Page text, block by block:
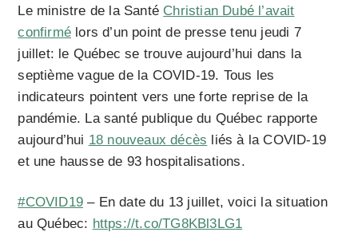
Le ministre de la Santé Christian Dubé l’avait
confirmé lors d’un point de presse tenu jeudi 7
juillet: le Québec se trouve aujourd’hui dans la
septième vague de la COVID-19. Tous les
indicateurs pointent vers une forte reprise de la
pandémie. La santé publique du Québec rapporte
aujourd’hui 18 nouveaux décès liés à la COVID-19
et une hausse de 93 hospitalisations.
#COVID19 – En date du 13 juillet, voici la situation
au Québec: https://t.co/TG8KBl3LG1